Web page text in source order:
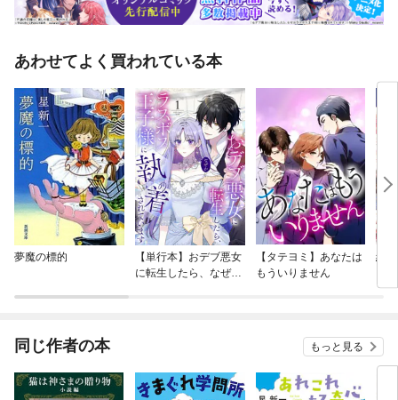
あわせてよく買われている本
夢魔の標的
【単行本】おデブ悪女
に転生したら、なぜか
【タテヨミ】あなたは
もういりません
結
同じ作者の本 もっと見る